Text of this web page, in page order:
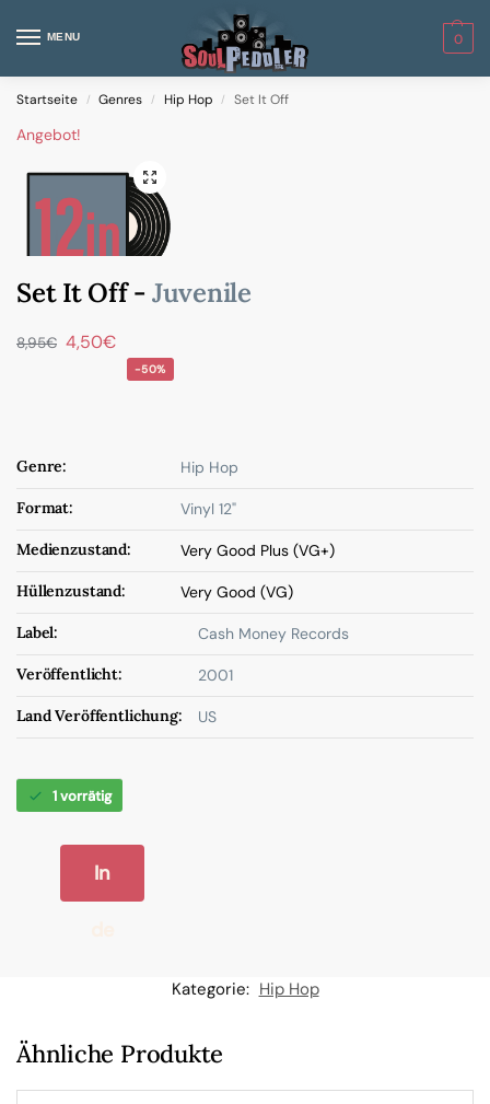
MENU 0
Startseite / Genres / Hip Hop / Set It Off
Angebot!
Set It Off - Juvenile
8,95€ 4,50€
-50%
Genre: Hip Hop
Format: Vinyl 12"
Medienzustand: Very Good Plus (VG+)
Hüllenzustand: Very Good (VG)
Label: Cash Money Records
Veröffentlicht: 2001
Land Veröffentlichung: US
1 vorrätig
In
W
Kategorie: Hip Hop
Ähnliche Produkte